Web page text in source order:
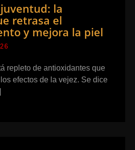
la
retrasa el
y mejora la piel
repleto de antioxidantes que
efectos de la vejez. Se dice